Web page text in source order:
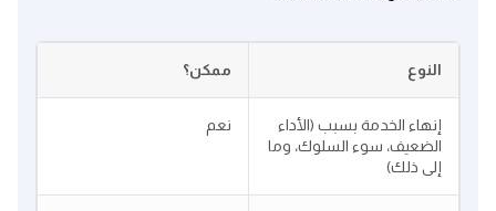
النوع ممكن؟
إنهاء الخدمة بسبب (الأداء
الضعيف، سوء السلوك، وما
إلى ذلك)
نعم